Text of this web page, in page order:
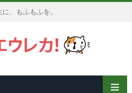
に、もふもふを。